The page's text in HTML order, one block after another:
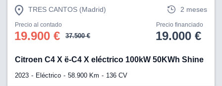
TRES CANTOS (Madrid) 2 meses
Precio al contado
19.900 € 37.500 €
Precio financiado
19.000 €
Citroen C4 X ë-C4 X eléctrico 100kW 50KWh Shine
2023 Eléctrico 58.900 Km 136 CV